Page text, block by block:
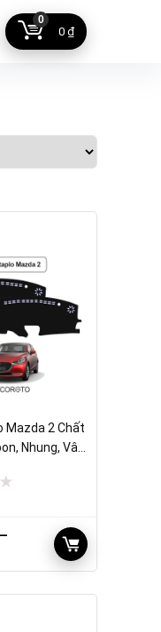
0
0 ₫
Mazda 2 Chất
Nhung, Vân
★
–